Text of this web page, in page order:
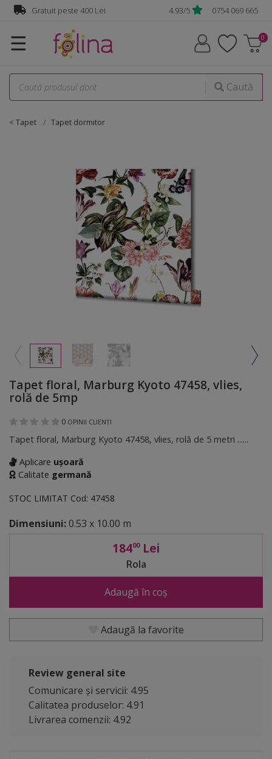
Gratuit peste 400 Lei 4.93/5 0754 069 665
☰
Caută
< Tapet Tapet dormitor
Tapet floral, Marburg Kyoto 47458, vlies,
rolă de 5mp
0 OPINII CLIENȚI
Tapet floral, Marburg Kyoto 47458, vlies, rolă de 5 metri ......
Aplicare ușoară
Calitate germană
STOC LIMITAT Cod: 47458
Dimensiuni:0.53 x 10.00 m
18400Lei
Rola
Adaugă în coș
Adaugă la favorite
Review general site
Comunicare și servicii: 4.95
Calitatea produselor: 4.91
Livrarea comenzii: 4.92